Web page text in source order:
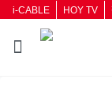
i-CABLE HOY TV